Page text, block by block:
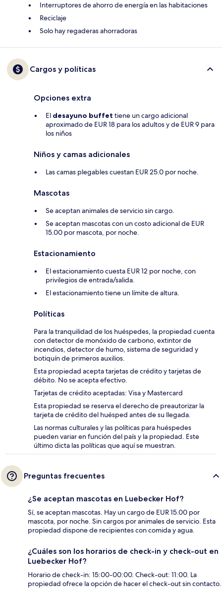
Interruptores de ahorro de energía en las habitaciones
Reciclaje
Solo hay regaderas ahorradoras
Cargos y políticas
Opciones extra
El desayuno buffet tiene un cargo adicional
aproximado de EUR 18 para los adultos y de EUR 9 para
los niños
Niños y camas adicionales
Las camas plegables cuestan EUR 25.0 por noche.
Mascotas
Se aceptan animales de servicio sin cargo.
Se aceptan mascotas con un costo adicional de EUR
15.00 por mascota, por noche.
Estacionamiento
El estacionamiento cuesta EUR 12 por noche, con
privilegios de entrada/salida.
El estacionamiento tiene un límite de altura.
Políticas
Para la tranquilidad de los huéspedes, la propiedad cuenta
con detector de monóxido de carbono, extintor de
incendios, detector de humo, sistema de seguridad y
botiquín de primeros auxilios.
Esta propiedad acepta tarjetas de crédito y tarjetas de
débito. No se acepta efectivo.
Tarjetas de crédito aceptadas: Visa y Mastercard
Esta propiedad se reserva el derecho de preautorizar la
tarjeta de crédito del huésped antes de su llegada.
Las normas culturales y las políticas para huéspedes
pueden variar en función del país y la propiedad. Este
último dicta las políticas que aquí se muestran.
Preguntas frecuentes
¿Se aceptan mascotas en Luebecker Hof?
Sí, se aceptan mascotas. Hay un cargo de EUR 15.00 por
mascota, por noche. Sin cargos por animales de servicio. Esta
propiedad dispone de recipientes con comida y agua.
¿Cuáles son los horarios de check-in y check-out en
Luebecker Hof?
Horario de check-in: 15:00-00:00. Check-out: 11:00. La
propiedad ofrece la opción de hacer el check-out sin contacto.